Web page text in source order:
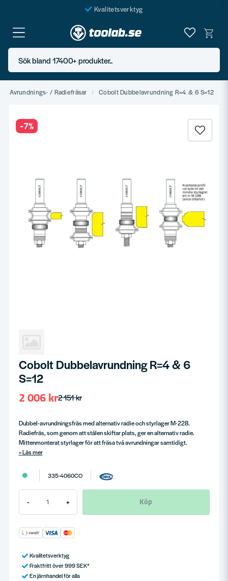
Kvalitetsverktyg
Fraktfritt över 999 SEK*
En järnhandel för alla
Butik i Göteborg
Sök bland 17400+ produkter..
Avrundnings- / Radiefräsar Cobolt Dubbelavrundning R=4 & 6 S=12
-7%
Cobolt Dubbelavrundning R=4 & 6
S=12
2 151 kr
2 006 kr
Dubbel-avrundningsfräs med alternativ radie och styrlager M-228.
Radiefräs, som genom att stålen skiftar plats, ger en alternativ radie.
Mittenmonterat styrlager för att fräsa två avrundningar samtidigt.
Läs mer
335-4060CO
- + Köp
Kvalitetsverktyg
Fraktfritt över 999 SEK*
En järnhandel för alla